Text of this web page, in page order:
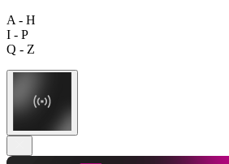
A - H
I - P
Q - Z